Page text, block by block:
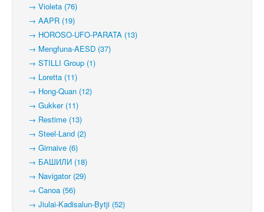
→ Violeta (76)
→ AAPR (19)
→ HOROSO-UFO-PARATA (13)
→ Mengfuna-AESD (37)
→ STILLI Group (1)
→ Loretta (11)
→ Hong-Quan (12)
→ Gukker (11)
→ Restime (13)
→ Steel-Land (2)
→ Girnaive (6)
→ БАШИЛИ (18)
→ Navigator (29)
→ Canoa (56)
→ Jiulai-Kadisalun-Bytji (52)